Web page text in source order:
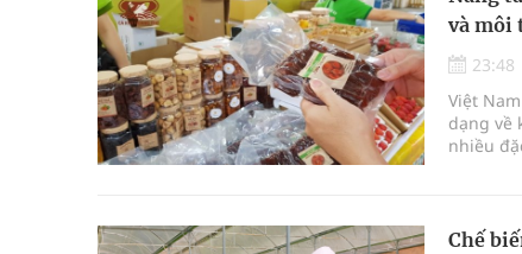
và môi
23:48
Việt
dạng về
nhiều
Chế